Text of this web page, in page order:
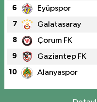
6 Eyüpspor
7 Galatasaray
8 Çorum FK
9 Gaziantep FK
10 Alanyaspor